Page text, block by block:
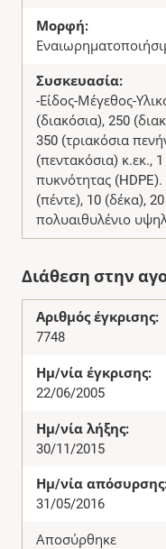
Μορφή:
Συσκευασία:
-Είδος-Μέγεθος-
(διακόσια), 250
350 (τριακόσια
(πεντακόσια) κ.εκ.,
πυκνότητας
(πέντε), 10 (δέκα),
πολυαιθυλένιο
Διάθεση στην
Αριθμός έγκρισης:
7748
Ημ/νία έγκρισης:
22/06/2005
Ημ/νία λήξης:
30/11/2015
Ημ/νία
31/05/2016
Αποσύρθηκε